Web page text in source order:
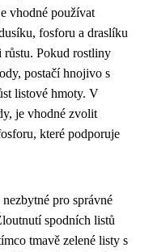
vhodné používat
fosforu a draslíku
růstu. Pokud rostliny
postačí hnojivo s
listové hmoty. V
je vhodné zvolit
které podporuje
pro správné
spodních listů
tmavě zelené listy s